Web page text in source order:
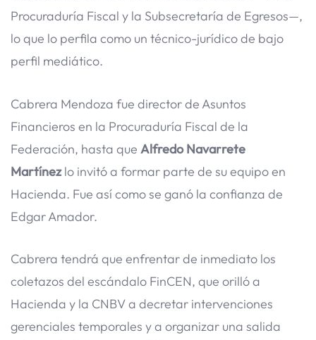
Procuraduría Fiscal y la Subsecretaría de Egresos—,
lo que lo perfila como un técnico-jurídico de bajo
perfil mediático.
Cabrera Mendoza fue director de Asuntos
Financieros en la Procuraduría Fiscal de la
Federación, hasta que Alfredo Navarrete
Martínezlo invitó a formar parte de su equipo en
Hacienda. Fue así como se ganó la confianza de
Edgar Amador.
Cabrera tendrá que enfrentar de inmediato los
coletazos del escándalo FinCEN, que orilló a
Hacienda y la CNBV a decretar intervenciones
gerenciales temporales y a organizar una salida